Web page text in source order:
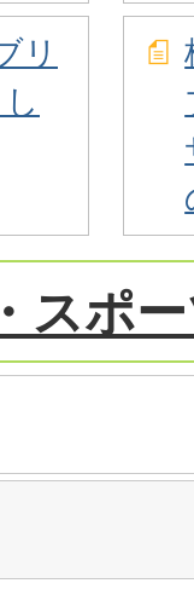
リ
スポ